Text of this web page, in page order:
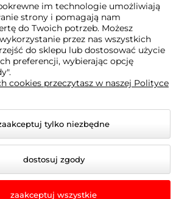
im technologie umożliwiają
strony i pomagają nam
do Twoich potrzeb. Możesz
przez nas wszystkich
do sklepu lub dostosować użycie
preferencji, wybierając opcję
cookies przeczytasz w naszej Polityce
tylko niezbędne
dostosuj zgody
zaakceptuj wszystkie